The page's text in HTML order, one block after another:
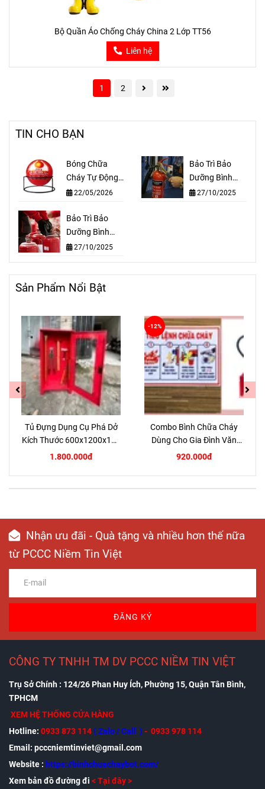
Bộ Quần Áo Chống Cháy China 2 Lớp TT56
Liên hệ
1 2
TIN CHO BẠN
Bóng Chữa
Cháy Tự Động
Z113
22/05/2026
Bảo Trì Bảo
Dưỡng Bình
Chữa Cháy Tại
27/10/2025
Bảo Trì Bảo
Dưỡng Bình
Chữa Cháy Tại
TPHCM
27/10/2025
Sản Phẩm Nổi Bật
Tủ Đựng Dụng Cụ Phá Dở
Kích Thước 600x1200x180
8zem
1.800.000đ
Combo Bình Chữa Cháy
Dùng Cho Gia Đình Văn
Phòng
920.000đ
-12%
Nhận ưu đãi - Quà tặng và nhiều hơn thế nữa
từ PCCC Niềm Tin Việt
ĐĂNG KÝ
CÔNG TY TNHH TM DV PCCC NIỀM TIN VIỆT
Trụ Sở Chính : 124/26 Phan Huy Ích, Phường 15, Quận Tân Bình,
TPHCM
XEM HỆ THỐNG CỬA HÀNG
Hotline: 0933 873 114( Zalo / Call )- 0933 978 114
Email: pcccniemtinviet@gmail.com
Website : https://binhchuachaybot.com/
Xem bản đồ đường đi <Tại đây>